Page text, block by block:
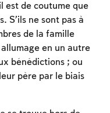
est de coutume que
S’ils ne sont pas à
de la famille
en un autre
bénédictions ; ou
père par le biais